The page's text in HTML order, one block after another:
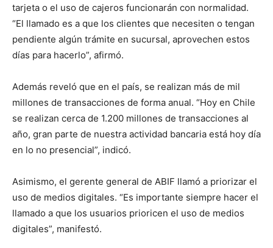
tarjeta o el uso de cajeros funcionarán con normalidad.
“El llamado es a que los clientes que necesiten o tengan
pendiente algún trámite en sucursal, aprovechen estos
días para hacerlo”, afirmó.
Además reveló que en el país, se realizan más de mil
millones de transacciones de forma anual. “Hoy en Chile
se realizan cerca de 1.200 millones de transacciones al
año, gran parte de nuestra actividad bancaria está hoy día
en lo no presencial”, indicó.
Asimismo, el gerente general de ABIF llamó a priorizar el
uso de medios digitales. “Es importante siempre hacer el
llamado a que los usuarios prioricen el uso de medios
digitales”, manifestó.